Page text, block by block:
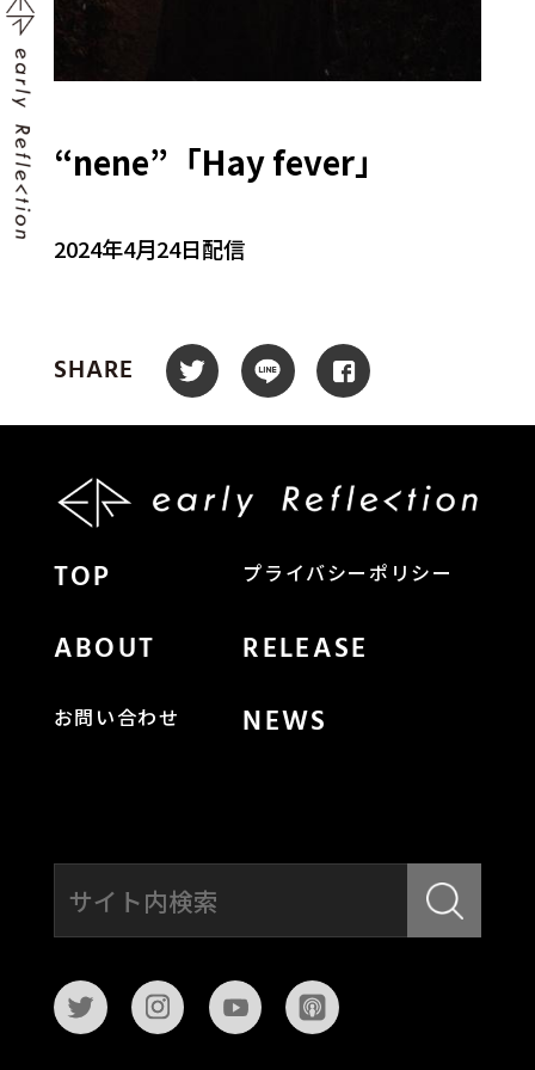
“nene”「Hay fever」
2024年4月24日配信
SHARE
TOP プライバシーポリシー
ABOUT RELEASE
お問い合わせ NEWS